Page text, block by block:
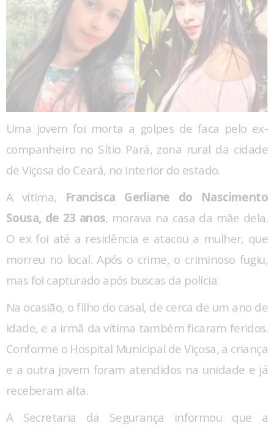
Uma jovem foi morta a golpes de faca pelo ex-
companheiro no Sítio Pará, zona rural da cidade
de Viçosa do Ceará, no interior do estado.
A vítima, Francisca Gerliane do Nascimento
Sousa, de 23 anos, morava na casa da mãe dela.
O ex foi até a residência e atacou a mulher, que
morreu no local. Após o crime, o criminoso fugiu,
mas foi capturado após buscas da polícia.
Na ocasião, o filho do casal, de cerca de um ano de
idade, e a irmã da vítima também ficaram feridos.
Conforme o Hospital Municipal de Viçosa, a criança
e a outra jovem foram atendidos na unidade e já
receberam alta.
A Secretaria da Segurança informou que a